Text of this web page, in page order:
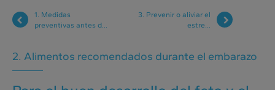
1. Medidas
preventivas antes d...
2. Alimentos recomendados durante el embarazo
3. Prevenir o aliviar el
estre...